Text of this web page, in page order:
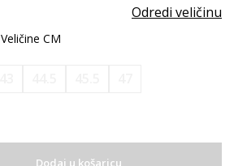
Odredi veličinu
Veličine CM
Dodaj u košaricu